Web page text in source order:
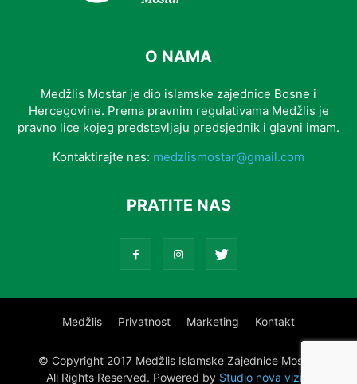
O NAMA
Medžlis Mostar je dio islamske zajednice Bosne i
Hercegovine. Prema pravnim regulativama Medžlis je
pravno lice kojeg predstavljaju predsjednik i glavni imam.
Kontaktirajte nas: medzlismostar@gmail.com
PRATITE NAS
Medžlis Privatnost Marketing Kontakt
© Copyright 2017 Medžlis Islamske Zajednice Mostar.
All Rights Reserved. Powered by Studio nova vizija